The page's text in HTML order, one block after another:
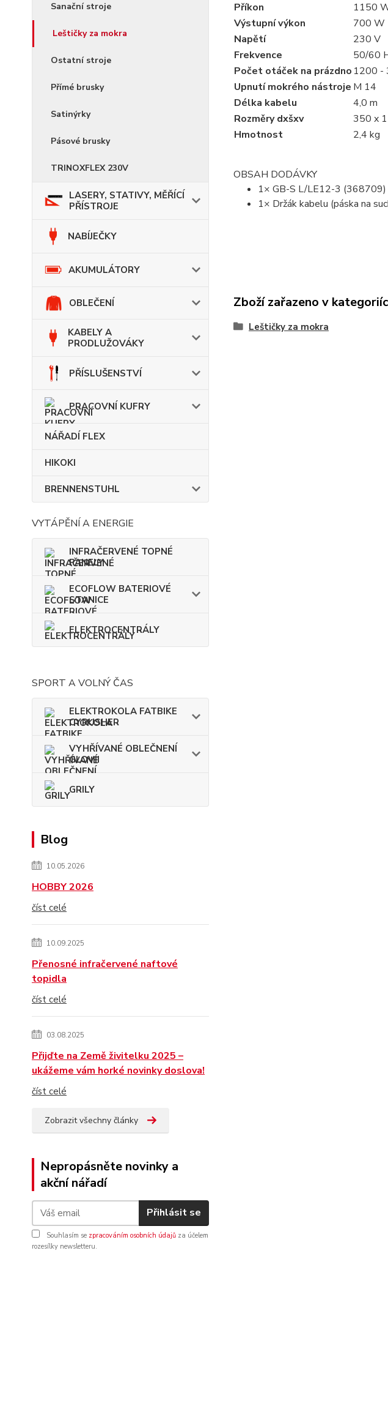
Sanační stroje
Leštičky za mokra
Ostatní stroje
Přímé brusky
Satinýrky
Pásové brusky
TRINOXFLEX 230V
LASERY, STATIVY, MĚŘÍCÍ
PŘÍSTROJE
NABÍJEČKY
AKUMULÁTORY
OBLEČENÍ
KABELY A
PRODLUŽOVÁKY
PŘÍSLUŠENSTVÍ
PRACOVNÍ KUFRY
NÁŘADÍ FLEX
HIKOKI
BRENNENSTUHL
VYTÁPĚNÍ A ENERGIE
INFRAČERVENÉ TOPNÉ
PANELY
ECOFLOW BATERIOVÉ
STANICE
ELEKTROCENTRÁLY
SPORT A VOLNÝ ČAS
ELEKTROKOLA FATBIKE
CYRUSHER
VYHŘÍVANÉ OBLEČNENÍ
GLOVII
GRILY
Blog
10.05.2026
HOBBY 2026
číst celé
10.09.2025
Přenosné infračervené naftové
topidla
číst celé
03.08.2025
Přijďte na Země živitelku 2025 –
ukážeme vám horké novinky doslova!
číst celé
Zobrazit všechny články
Nepropásněte novinky a
akční nářadí
Přihlásit se
Souhlasím se zpracováním osobních údajů za účelem
rozesílky newsletteru.
Příkon
1150
Výstupní výkon
700 W
Napětí
230 V
Frekvence
50/60
Počet otáček na prázdno 1200 -
Upnutí mokrého nástroje M 14
Délka kabelu
4,0 m
Rozměry dxšxv
350 x
Hmotnost
2,4 kg
OBSAH DODÁVKY
1× GB-S L/LE12-3 (368709)
1× Držák kabelu (páska na
Zboží zařazeno v
Leštičky za mokra